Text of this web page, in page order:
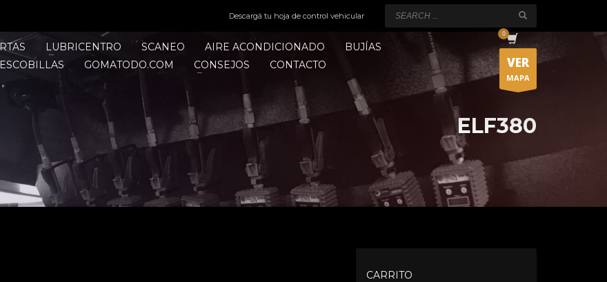
Descargá tu hoja de control vehicular
LUBRICENTRO SCANEO AIRE ACONDICIONADO
BUJÍAS
ESCOBILLAS GOMATODO.COM CONSEJOS CONTACTO VER
MAPA
ELF380
CARRITO